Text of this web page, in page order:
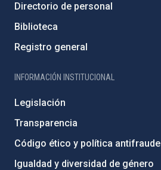
Directorio de personal
Biblioteca
Registro general
INFORMACIÓN INSTITUCIONAL
Legislación
Transparencia
Código ético y política antifraude
Igualdad y diversidad de género